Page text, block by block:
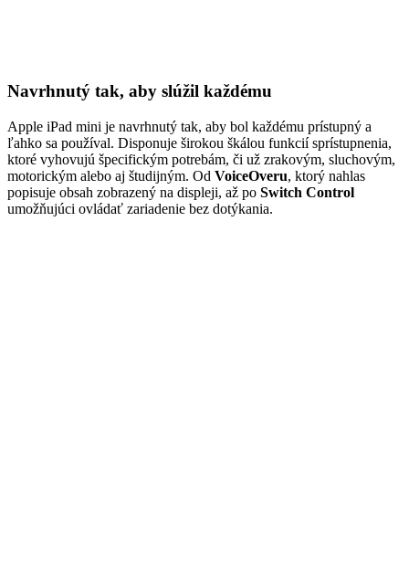
Navrhnutý tak, aby slúžil každému
Apple iPad mini je navrhnutý tak, aby bol každému prístupný a
ľahko sa používal. Disponuje širokou škálou funkcií sprístupnenia,
ktoré vyhovujú špecifickým potrebám, či už zrakovým, sluchovým,
motorickým alebo aj študijným. Od VoiceOveru, ktorý nahlas
popisuje obsah zobrazený na displeji, až po Switch Control
umožňujúci ovládať zariadenie bez dotýkania.